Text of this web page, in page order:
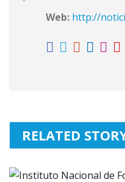
Web: http://
RELATED